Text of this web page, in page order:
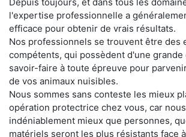
Depuis toujours, et dans tous les
l'expertise professionnelle a
efficace pour obtenir de vrais résultats.
Nos professionnels se trouvent être des
compétents, qui possèdent d'une
savoir-faire à toute épreuve pour
de vos animaux nuisibles.
Nous sommes sans conteste les mieux
opération protectrice chez vous, car
indéniablement mieux que personnes,
matériels seront les plus résistants face